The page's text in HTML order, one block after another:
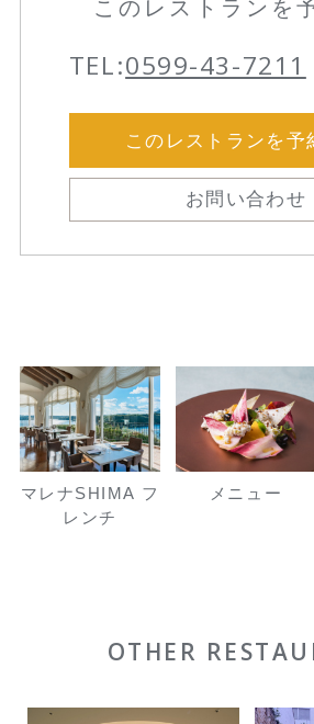
このレストランを
TEL:0599-43-7211
このレストランを予
お問い合わせ
マレナSHIMA フ
レンチ
メニュー
OTHER